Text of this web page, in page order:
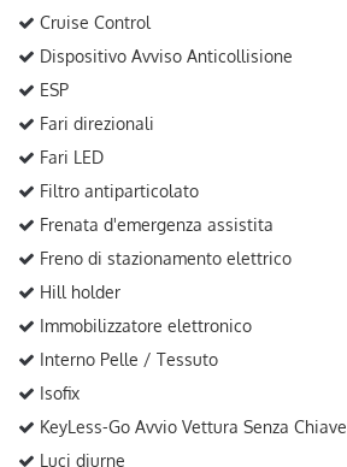
Cruise Control
Dispositivo Avviso Anticollisione
ESP
Fari direzionali
Fari LED
Filtro antiparticolato
Frenata d'emergenza assistita
Freno di stazionamento elettrico
Hill holder
Immobilizzatore elettronico
Interno Pelle / Tessuto
Isofix
KeyLess-Go Avvio Vettura Senza Chiave
Luci diurne